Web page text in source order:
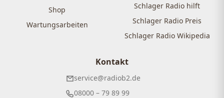
Shop
Wartungsarbeiten
Schlager Radio hilft
Schlager Radio Preis
Schlager Radio Wikipedia
Kontakt
service@radiob2.de
08000 – 79 89 99